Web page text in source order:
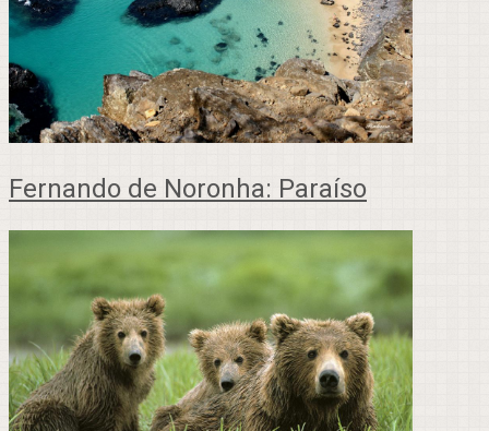
Fernando de Noronha: Paraíso